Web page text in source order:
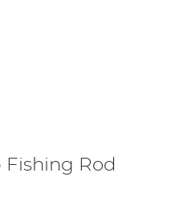
Fishing Rod